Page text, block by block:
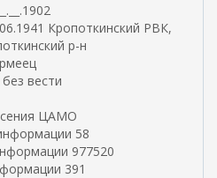
Кропоткинский РВК,
р-н
вести
ЦАМО
58
977520
391